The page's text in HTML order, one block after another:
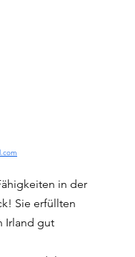
in der
Sie erfüllten
Irland gut